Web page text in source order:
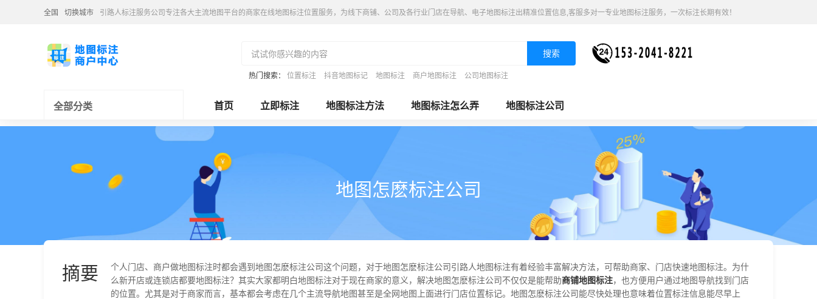
全国 切换城市 引路人标注服务公司专注各大主流地图平台的商家在线地图标注位置服务，为线下商铺、公司及各行业门店在导航、电子地图标注出精准位置信息,客服多对一专业地图标注服务，一次标注长期有效！
搜索
热门搜索： 位置标注 抖音地图标记 地图标注 商户地图标注 公司地图标注
全部分类 首页 立即标注 地图标注方法 地图标注怎么弄 地图标注公司
地图怎麽标注公司
摘要
个人门店、商户做地图标注时都会遇到地图怎麽标注公司这个问题，对于地图怎麽标注公司引路人地图标注有着经验丰富解决方法，可帮助商家、门店快速地图标注。为什
么新开店或连锁店都要地图标注？其实大家都明白地图标注对于现在商家的意义，解决地图怎麽标注公司不仅仅是能帮助商铺地图标注，也方便用户通过地图导航找到门店
的位置。尤其是对于商家而言，基本都会考虑在几个主流导航地图甚至是全网地图上面进行门店位置标记。地图怎麽标注公司能尽快处理也意味着位置标注信息能尽早上